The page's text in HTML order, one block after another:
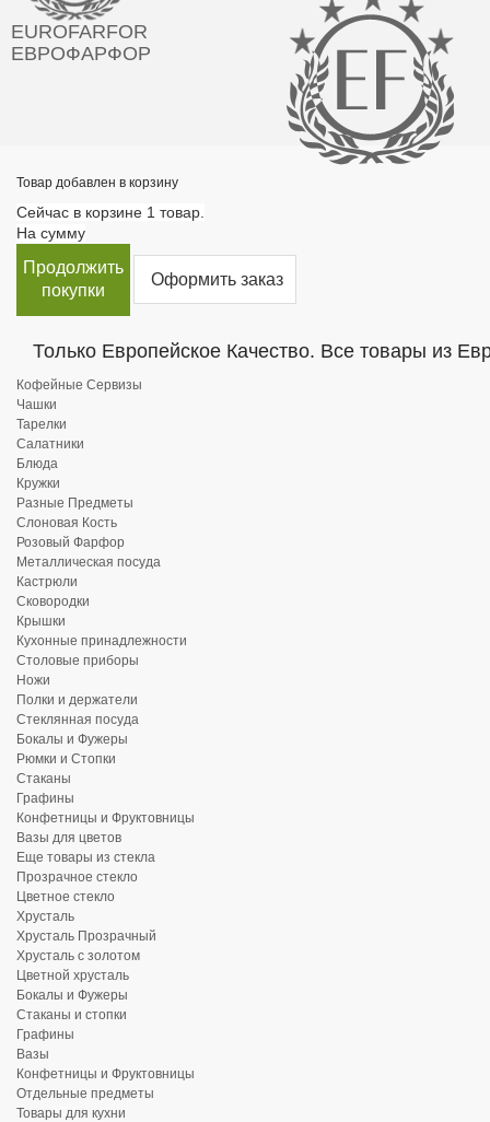
EUROFARFOR
ЕВРОФАРФОР
Товар добавлен в корзину
Сейчас в корзине 1 товар.
На сумму
Продолжить
покупки
Оформить заказ
Только Европейское Качество. Все товары из
Кофейные Сервизы
Чашки
Тарелки
Салатники
Блюда
Кружки
Разные Предметы
Слоновая Кость
Розовый Фарфор
Металлическая посуда
Кастрюли
Сковородки
Крышки
Кухонные принадлежности
Столовые приборы
Ножи
Полки и держатели
Стеклянная посуда
Бокалы и Фужеры
Рюмки и Стопки
Стаканы
Графины
Конфетницы и Фруктовницы
Вазы для цветов
Еще товары из стекла
Прозрачное стекло
Цветное стекло
Хрусталь
Хрусталь Прозрачный
Хрусталь с золотом
Цветной хрусталь
Бокалы и Фужеры
Стаканы и стопки
Графины
Вазы
Конфетницы и Фруктовницы
Отдельные предметы
Товары для кухни